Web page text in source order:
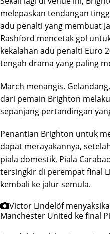
melepaskan tendangan
adu penalti yang membuat
Rashford mencetak gol
kekalahan adu penalti Euro
tengah drama yang paling
March menangis.
dari pemain Brighton
sepanjang pertandingan
Penantian Brighton untuk
dapat merayakannya,
piala domestik, Piala
tersingkir di perempat final
kembali ke jalur semula.
Victor Lindelöf
Manchester United ke final